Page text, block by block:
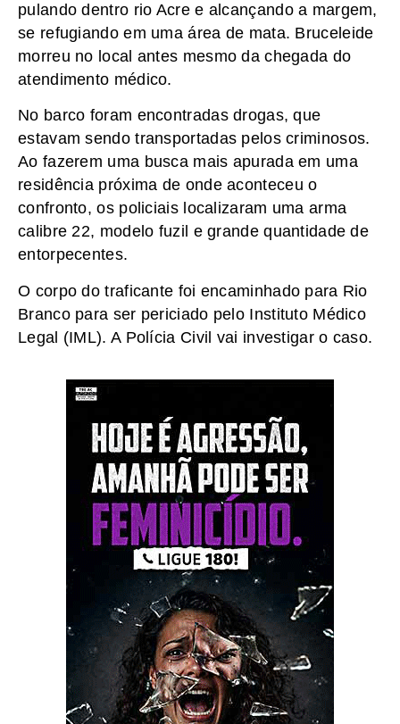
pulando dentro rio Acre e alcançando a margem,
se refugiando em uma área de mata. Bruceleide
morreu no local antes mesmo da chegada do
atendimento médico.
No barco foram encontradas drogas, que
estavam sendo transportadas pelos criminosos.
Ao fazerem uma busca mais apurada em uma
residência próxima de onde aconteceu o
confronto, os policiais localizaram uma arma
calibre 22, modelo fuzil e grande quantidade de
entorpecentes.
O corpo do traficante foi encaminhado para Rio
Branco para ser periciado pelo Instituto Médico
Legal (IML). A Polícia Civil vai investigar o caso.